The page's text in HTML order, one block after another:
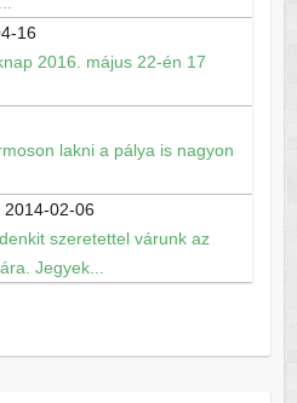
16
2016. május 22-én 17
lakni a pálya is nagyon
2014-02-06
szeretettel várunk az
Jegyek...